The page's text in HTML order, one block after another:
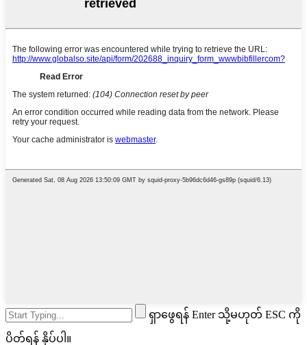
ရှာဖွေရန် Enter သို့မဟုတ် ESC ကို
ပိတ်ရန် နှိပ်ပါ။